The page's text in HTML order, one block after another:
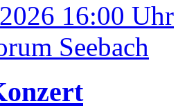
16:00 Uhr
Seebach